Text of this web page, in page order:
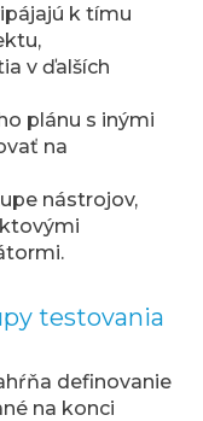
k tímu
v ďalších
plánu s inými
na
nástrojov,
testovania
definovanie
na konci